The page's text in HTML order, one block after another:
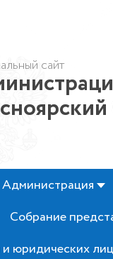
сайт
Администрация
Собрание
юридических лиц